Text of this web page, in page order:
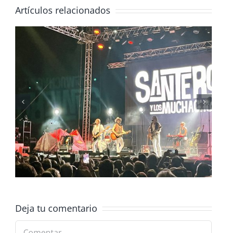
Artículos relacionados
Pioneer
– Pioneer
Deja tu comentario
Comentar